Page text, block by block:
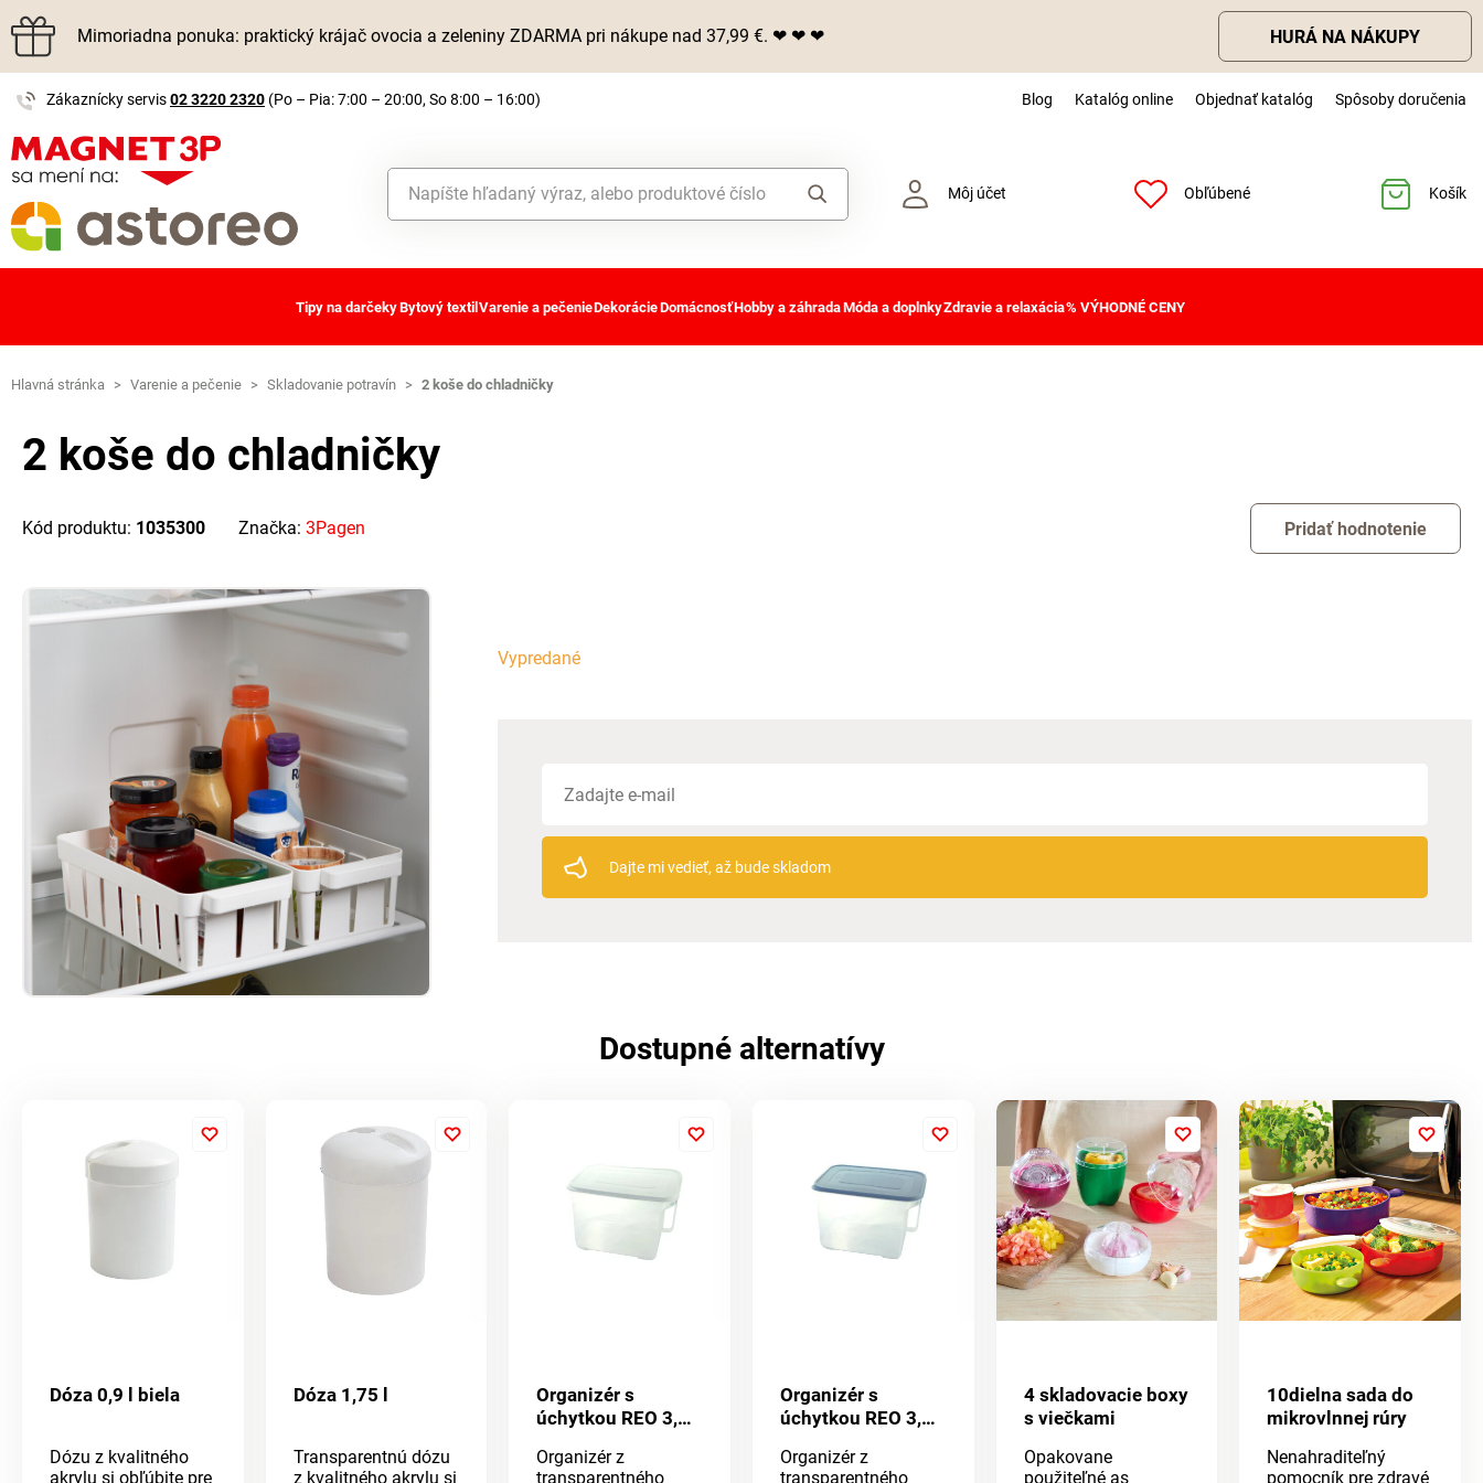
Mimoriadna ponuka: praktický krájač ovocia a zeleniny ZDARMA pri nákupe nad 37,99 €. ❤ ❤ ❤ HURÁ NA NÁKUPY
Zákaznícky servis02 3220 2320 (Po – Pia: 7:00 – 20:00, So 8:00 – 16:00) Blog Katalóg online Objednať katalóg Spôsoby doručenia
Môj účet Obľúbené Košík
Tipy na darčekyBytový textil Varenie a pečenieDekorácieDomácnosťHobby a záhradaMóda a doplnkyZdravie a relaxácia% VÝHODNÉ CENY
Hlavná stránka > Varenie a pečenie > Skladovanie potravín > 2 koše do chladničky
2 koše do chladničky
Kód produktu: 1035300 Značka: 3Pagen Pridať hodnotenie
Vypredané
Dajte mi vedieť, až bude skladom
Dostupné alternatívy
Dóza 0,9 l biela
Dózu z kvalitného
akrylu si obľúbite pre
Dóza 1,75 l
Transparentnú dózu
z kvalitného akrylu si
Organizér s
úchytkou REO 3,25
Organizér z
transparentného
Organizér s
úchytkou REO 3,25
Organizér z
transparentného
4 skladovacie boxy
s viečkami
Opakovane
použiteľné as
10dielna sada do
mikrovlnnej rúry
Nenahraditeľný
pomocník pre zdravé